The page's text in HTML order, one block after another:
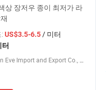
상 장저우 종이 최저가 라
US$3.5-6.5/ 미터